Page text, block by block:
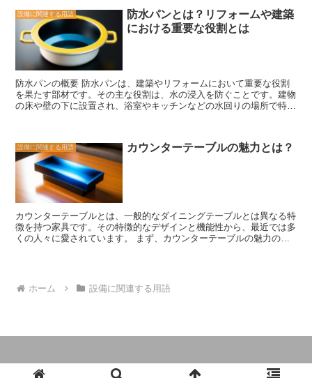
徐々に劣化していきます。そのため、白熱灯の寿命は約1000時間程
度とされています。寿命が短いため、頻繁に交換する必要がありま
す。 白熱灯は、古くから使われている照明器具ですが、その特徴を
理解しておくことは重要です。暖かい光や調光機能など、白熱灯なら
ではの魅力を活かしながら、効率的な照明を実現するためには、適切
な使い方やメンテナンスが必要です。
かせません。特に、地下室や地下階においては、地下水の浸入を防ぐ
ためにドレンが必要不可欠です。地下水の浸入があると、建物の構造
に損傷を与えるだけでなく、カビや湿気の発生などの問題も引き起こ
す可能性があります。 ドレンの種類には、フレンチドレンやサンド
ドレンなどがあります。フレンチドレンは、地盤の周囲に設置された
溝にドレンパイプを埋め込む方法で、地下水を効果的に排水します。
一方、サンドドレンは、地盤の下に敷かれた砂利層を通じて水を排水
する方法です。 ドレンの設置は専門知識と技術が必要であり、建築
家やリフォーム業者に依頼することが一般的です。また、ドレンのメ
ンテナンスも重要です。ドレンパイプやドレンボードが詰まったり損
在は欠かせません。適切なドレンの設置とメンテナンスを行うこと
で、建物の耐久性や快適性を確保することができます。建築やリフォ
ームを行う際には、ドレンについてもしっかりと考慮しましょう。
設備に関連する用語
防水パンとは？リフォームや建築
における重要な役割とは
防水パンの概要 防水パンは、建築やリフォームにおいて重要な役割
を果たす部材です。その主な役割は、水の浸入を防ぐことです。建物
の床や壁の下に設置され、浴室やキッチンなどの水回りの場所で特に
に設置されるため、見えない部分にあることが多いですが、その重要
性は決して軽視できません。 防水パンは、浴室やキッチンなどの水
回りの場所で特に重要です。これらの場所では、水の使用が頻繁に行
われるため、水の浸入や漏れが起こる可能性が高くなります。防水パ
ンが正しく設置されていれば、水の浸入や漏れを防ぐことができ、建
物の耐久性を保つことができます。 また、防水パンは、建物の耐震
性にも関与しています。地震などの自然災害が発生した場合、建物が
揺れることがあります。この際、水回りの場所で防水パンが正しく設
置されていれば、水の浸入や漏れを防ぐことができます。これによ
水パンが正しく設置されていれば、水の浸入や漏れを防ぐことがで
き、建物の寿命を延ばすことができます。 以上のように、防水パン
め、防水パンの適切な設置は非常に重要です。
設備に関連する用語 カウンターテーブルの魅力とは？
カウンターテーブルとは、一般的なダイニングテーブルとは異なる特
徴を持つ家具です。その特徴的なデザインと機能性から、最近では多
くの人々に愛されています。 まず、カウンターテーブルの魅力の一
す。また、カウンターテーブルはバーカウンターとしても使用するこ
とができ、友人や家族との楽しい時間を過ごす場所としても活用でき
プの住居に住んでいる人々にとって特に便利です。また、カウンター
器具などを収納することもできます。 さらに、カウンターテーブル
は多目的に使用することができます。食事をするだけでなく、仕事や
ホーム 設備に関連する用語